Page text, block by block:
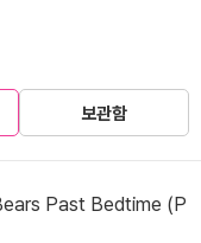
보관함
Past Bedtime (P